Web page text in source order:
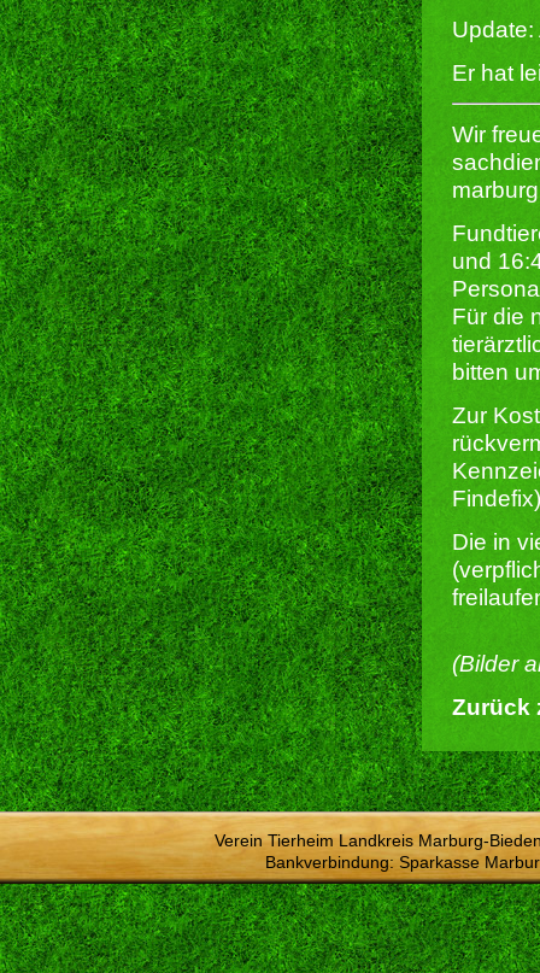
Er hat
Wir
und
Für die
bitten
Zur
Die in
(Bilder
Zurück
Verein Tierheim Landkreis Marburg-
Bankverbindung: Sparkasse